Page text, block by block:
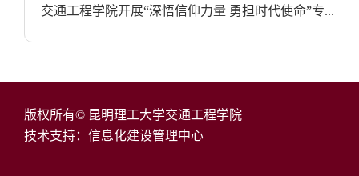
交通工程学院开展“深悟信仰力量 勇担时代使命”专...
版权所有© 昆明理工大学交通工程学院
技术支持：信息化建设管理中心